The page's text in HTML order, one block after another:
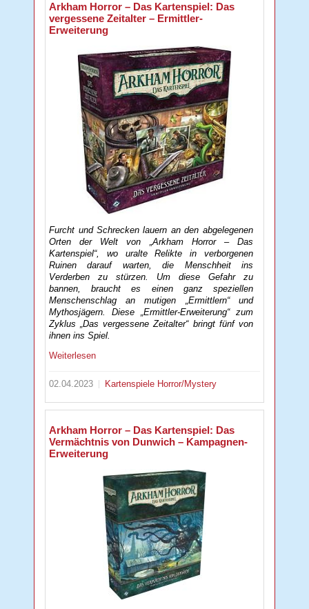
Arkham Horror – Das Kartenspiel: Das
vergessene Zeitalter – Ermittler-
Erweiterung
Furcht und Schrecken lauern an den abgelegenen
Orten der Welt von „Arkham Horror – Das
Kartenspiel“, wo uralte Relikte in verborgenen
Ruinen darauf warten, die Menschheit ins
Verderben zu stürzen. Um diese Gefahr zu
bannen, braucht es einen ganz speziellen
Menschenschlag an mutigen „Ermittlern“ und
Mythosjägern. Diese „Ermittler-Erweiterung“ zum
Zyklus „Das vergessene Zeitalter“ bringt fünf von
ihnen ins Spiel.
Weiterlesen
02.04.2023 Kartenspiele Horror/Mystery
Arkham Horror – Das Kartenspiel: Das
Vermächtnis von Dunwich – Kampagnen-
Erweiterung